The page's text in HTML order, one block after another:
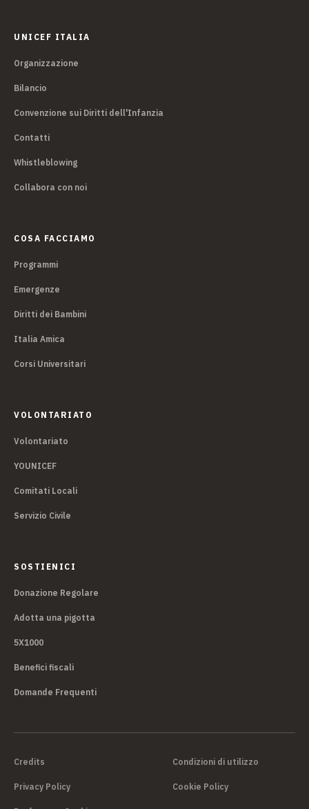
UNICEF ITALIA
Organizzazione
Bilancio
Convenzione sui Diritti dell'Infanzia
Contatti
Whistleblowing
Collabora con noi
COSA FACCIAMO
Programmi
Emergenze
Diritti dei Bambini
Italia Amica
Corsi Universitari
VOLONTARIATO
Volontariato
YOUNICEF
Comitati Locali
Servizio Civile
SOSTIENICI
Donazione Regolare
Adotta una pigotta
5X1000
Benefici fiscali
Domande Frequenti
Credits Condizioni di utilizzo
Privacy Policy Cookie Policy